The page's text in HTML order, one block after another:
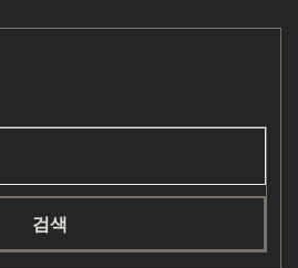
검색